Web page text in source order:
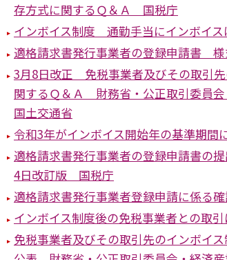
存方式に関するＱ＆Ａ 国税庁
インボイス制度 通勤手当にインボイス
適格請求書発行事業者の登録申請書 様
3月8日改正 免税事業者及びその取引
関するＱ＆Ａ 財務省・公正取引委員会
国土交通省
令和3年がインボイス開始年の基準期間
適格請求書発行事業者の登録申請書の
4日改訂版 国税庁
適格請求書発行事業者登録申請に係る
インボイス制度後の免税事業者との取
免税事業者及びその取引先のインボイ